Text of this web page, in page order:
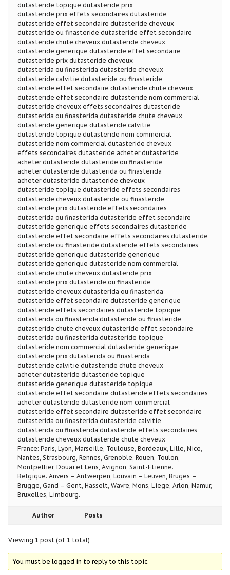
dutasteride topique dutasteride prix
dutasteride prix effets secondaires dutasteride
dutasteride effet secondaire dutasteride cheveux
dutasteride ou finasteride dutasteride effet secondaire
dutasteride chute cheveux dutasteride cheveux
dutasteride generique dutasteride effet secondaire
dutasteride prix dutasteride cheveux
dutasterida ou finasterida dutasteride cheveux
dutasteride calvitie dutasteride ou finasteride
dutasteride effet secondaire dutasteride chute cheveux
dutasteride effet secondaire dutasteride nom commercial
dutasteride cheveux effets secondaires dutasteride
dutasterida ou finasterida dutasteride chute cheveux
dutasteride generique dutasteride calvitie
dutasteride topique dutasteride nom commercial
dutasteride nom commercial dutasteride cheveux
effets secondaires dutasteride acheter dutasteride
acheter dutasteride dutasteride ou finasteride
acheter dutasteride dutasterida ou finasterida
acheter dutasteride dutasteride cheveux
dutasteride topique dutasteride effets secondaires
dutasteride cheveux dutasteride ou finasteride
dutasteride prix dutasteride effets secondaires
dutasterida ou finasterida dutasteride effet secondaire
dutasteride generique effets secondaires dutasteride
dutasteride effet secondaire effets secondaires dutasteride
dutasteride ou finasteride dutasteride effets secondaires
dutasteride generique dutasteride generique
dutasteride generique dutasteride nom commercial
dutasteride chute cheveux dutasteride prix
dutasteride prix dutasteride ou finasteride
dutasteride cheveux dutasterida ou finasterida
dutasteride effet secondaire dutasteride generique
dutasteride effets secondaires dutasteride topique
dutasterida ou finasterida dutasteride ou finasteride
dutasteride chute cheveux dutasteride effet secondaire
dutasterida ou finasterida dutasteride topique
dutasteride nom commercial dutasteride generique
dutasteride prix dutasterida ou finasterida
dutasteride calvitie dutasteride chute cheveux
acheter dutasteride dutasteride topique
dutasteride generique dutasteride topique
dutasteride effet secondaire dutasteride effets secondaires
acheter dutasteride dutasteride nom commercial
dutasteride effet secondaire dutasteride effet secondaire
dutasterida ou finasterida dutasteride calvitie
dutasterida ou finasterida dutasteride effets secondaires
dutasteride cheveux dutasteride chute cheveux
France: Paris, Lyon, Marseille, Toulouse, Bordeaux, Lille, Nice,
Nantes, Strasbourg, Rennes, Grenoble, Rouen, Toulon,
Montpellier, Douai et Lens, Avignon, Saint-Etienne.
Belgique: Anvers – Antwerpen, Louvain – Leuven, Bruges –
Brugge, Gand – Gent, Hasselt, Wavre, Mons, Liege, Arlon, Namur,
Bruxelles, Limbourg.
Author Posts
Viewing 1 post (of 1 total)
You must be logged in to reply to this topic.